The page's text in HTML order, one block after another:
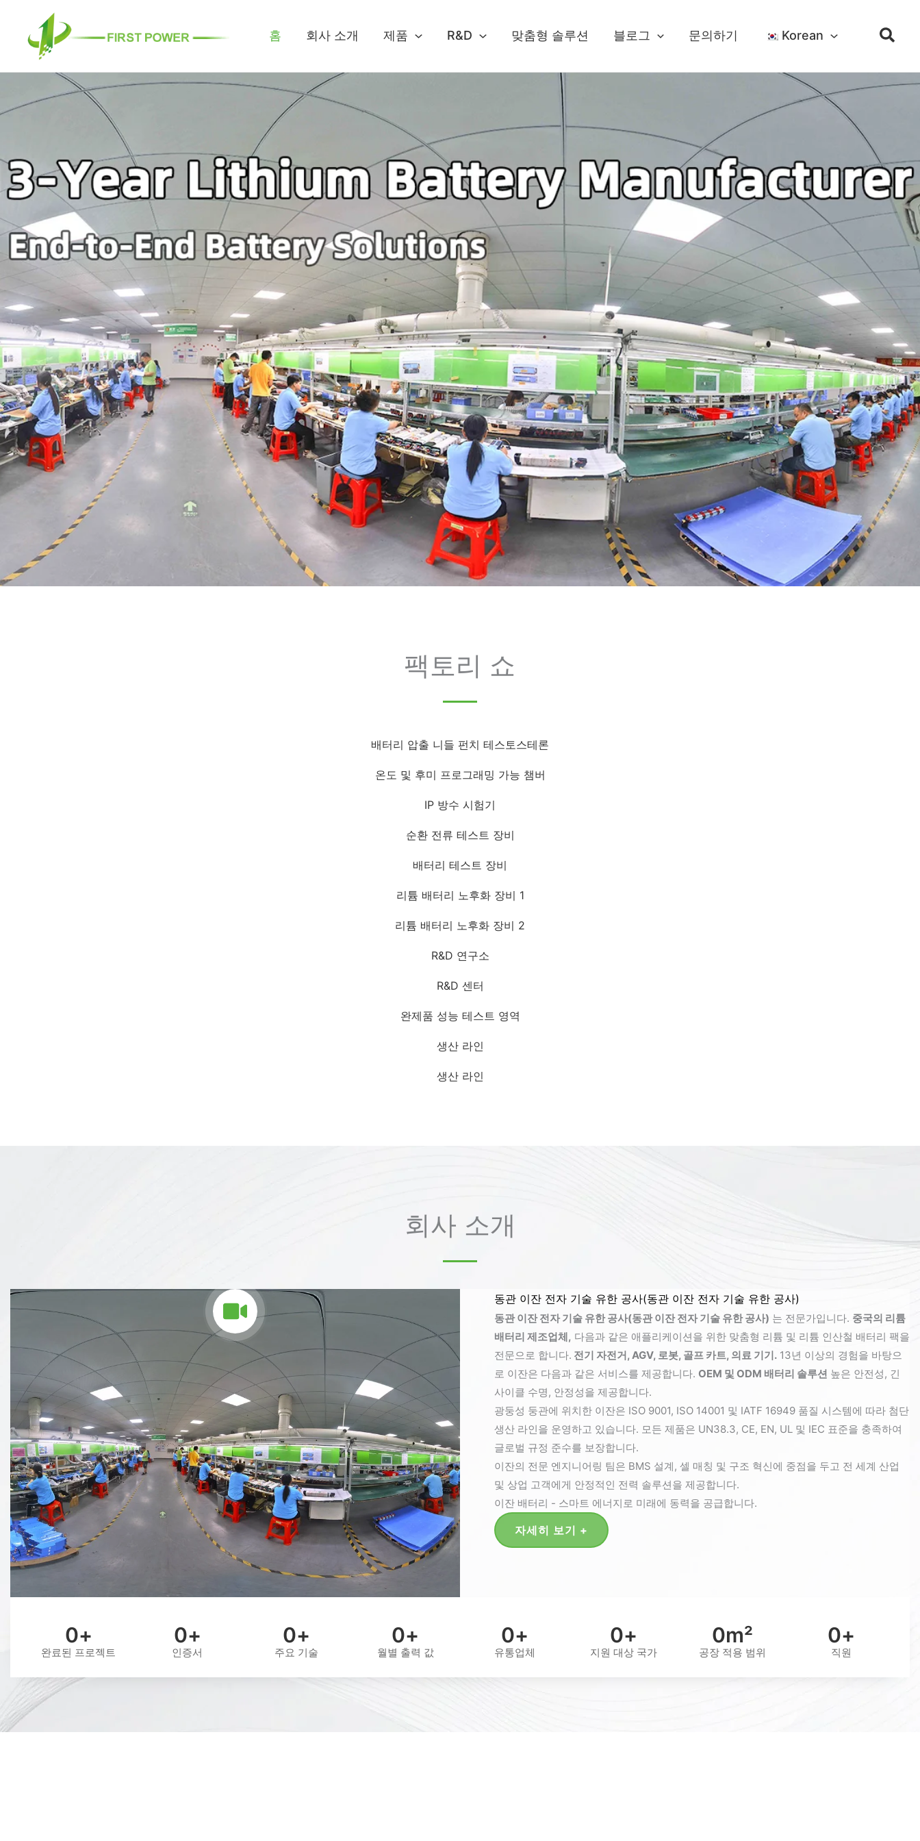
로
너
홈 회사 소개 제품 R&D 맞춤형 솔루션 블로그 문의하기 Korean
팩토리 쇼
배터리 압출 니들 펀치 테스토스테론
온도 및 후미 프로그래밍 가능 챔버
IP 방수 시험기
순환 전류 테스트 장비
배터리 테스트 장비
리튬 배터리 노후화 장비 1
리튬 배터리 노후화 장비 2
R&D 연구소
R&D 센터
완제품 성능 테스트 영역
생산 라인
생산 라인
회사 소개
동관 이잔 전자 기술 유한 공사(동관 이잔 전자 기술 유한 공사)
동관 이잔 전자 기술 유한 공사(동관 이잔 전자 기술 유한 공사) 는 전문가입니다. 중국의 리튬
배터리 제조업체, 다음과 같은 애플리케이션을 위한 맞춤형 리튬 및 리튬 인산철 배터리 팩을
전문으로 합니다. 전기 자전거, AGV, 로봇, 골프 카트, 의료 기기. 13년 이상의 경험을 바탕으
로 이잔은 다음과 같은 서비스를 제공합니다. OEM 및 ODM 배터리 솔루션 높은 안전성, 긴
사이클 수명, 안정성을 제공합니다.
광둥성 둥관에 위치한 이잔은 ISO 9001, ISO 14001 및 IATF 16949 품질 시스템에 따라 첨단
생산 라인을 운영하고 있습니다. 모든 제품은 UN38.3, CE, EN, UL 및 IEC 표준을 충족하여
글로벌 규정 준수를 보장합니다.
이잔의 전문 엔지니어링 팀은 BMS 설계, 셀 매칭 및 구조 혁신에 중점을 두고 전 세계 산업
및 상업 고객에게 안정적인 전력 솔루션을 제공합니다.
이잔 배터리 - 스마트 에너지로 미래에 동력을 공급합니다.
자세히 보기 +
완료된 프로젝트
0+
인증서
0+
주요 기술
0+
월별 출력 값
0+
유통업체
0+
지원 대상 국가
0+
공장 적용 범위
0m²
직원
0+